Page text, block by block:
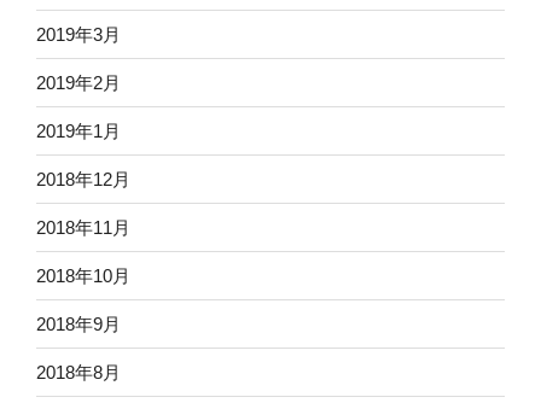
2019年3月
2019年2月
2019年1月
2018年12月
2018年11月
2018年10月
2018年9月
2018年8月